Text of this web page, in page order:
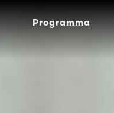
Programma